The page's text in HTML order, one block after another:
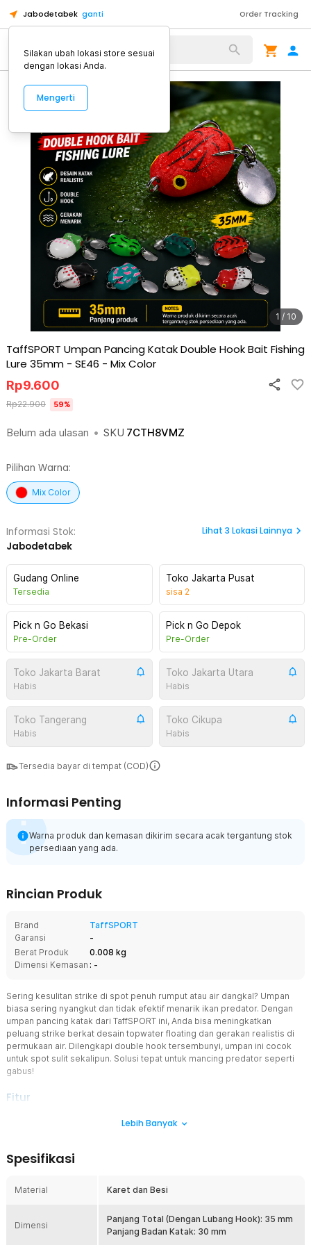
Jabodetabek ganti Order Tracking
Alat Kopi
1 / 10
TaffSPORT Umpan Pancing Katak Double Hook Bait Fishing
Lure 35mm - SE46 - Mix Color
Belum ada ulasan • SKU 7CTH8VMZ
Rp9.600
Rp22.900 59%
Pilihan Warna:
Mix Color
Informasi Stok:
Jabodetabek
Lihat 3 Lokasi Lainnya
Gudang Online
Tersedia
Toko Jakarta Pusat
sisa 2
Pick n Go Bekasi
Pre-Order
Pick n Go Depok
Pre-Order
Toko Jakarta Barat
Habis
Toko Jakarta Utara
Habis
Toko Tangerang
Habis
Toko Cikupa
Habis
Tersedia bayar di tempat (COD)
Informasi Penting
Warna produk dan kemasan dikirim secara acak tergantung stok
persediaan yang ada.
Rincian Produk
Brand
TaffSPORT
Garansi
-
Berat Produk
0.008 kg
Dimensi Kemasan : -
Sering kesulitan strike di spot penuh rumput atau air dangkal? Umpan
biasa sering nyangkut dan tidak efektif menarik ikan predator. Dengan
umpan pancing katak dari TaffSPORT ini, Anda bisa meningkatkan
peluang strike berkat desain topwater floating dan gerakan realistis di
permukaan air. Dilengkapi double hook tersembunyi, umpan ini cocok
untuk spot sulit sekalipun. Solusi tepat untuk mancing predator seperti
gabus!
Fitur
Desain Katak Realistis dan Menggoda Predator
predator untuk menyerang. Gerakan mengambang yang alami
pancing katak bekerja maksimal di berbagai spot liar.
Dirancang sebagai lure floating, umpan ini mengapung di
permukaan air dan menciptakan efek gerakan yang menarik. Saat
Lebih Banyak
Spesifikasi
Material Karet dan Besi
Dimensi
Panjang Total (Dengan Lubang Hook): 35 mm
Panjang Badan Katak: 30 mm
Silakan ubah lokasi store sesuai
dengan lokasi Anda.
Mengerti